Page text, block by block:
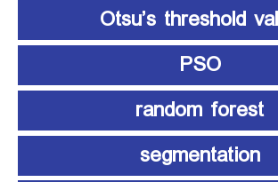
Otsu’s threshold
PSO
random forest
segmentation